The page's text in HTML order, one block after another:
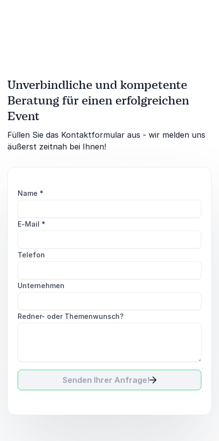
Unverbindliche und kompetente
Beratung für einen erfolgreichen
Event
Füllen Sie das Kontaktformular aus - wir melden uns
äußerst zeitnah bei Ihnen!
Name *
E-Mail *
Telefon
Unternehmen
Redner- oder Themenwunsch?
Senden Ihrer Anfrage!